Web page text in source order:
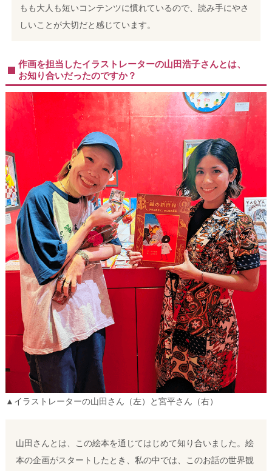
もも大人も短いコンテンツに慣れているので、読み手にやさ
しいことが大切だと感じています。
作画を担当したイラストレーターの山田浩子さんとは、
お知り合いだったのですか？
▲イラストレーターの山田さん（左）と宮平さん（右）
山田さんとは、この絵本を通じてはじめて知り合いました。絵
本の企画がスタートしたとき、私の中では、このお話の世界観